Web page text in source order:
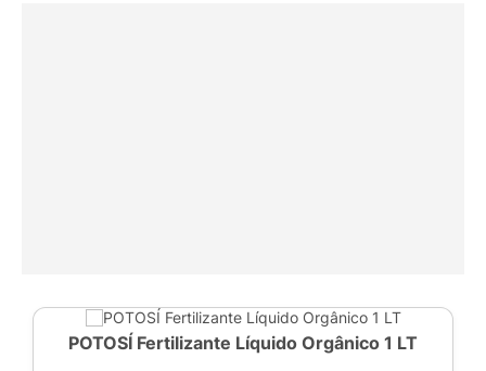
POTOSÍ Fertilizante Líquido Orgânico 1 LT